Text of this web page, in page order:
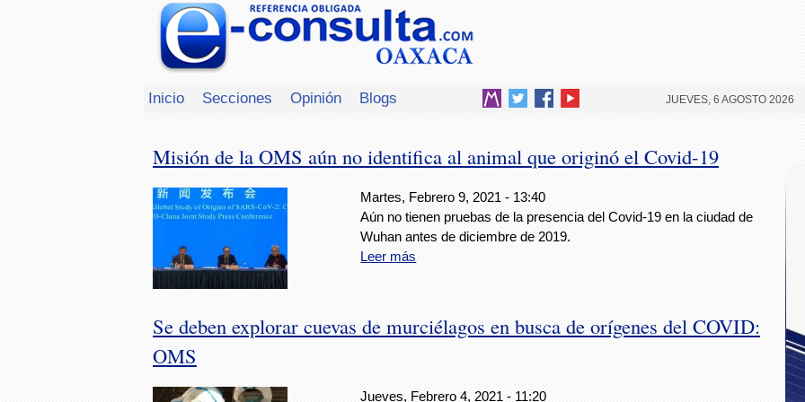
Inicio Secciones Opinión Blogs JUEVES, 6 AGOSTO 2026
Misión de la OMS aún no identifica al animal que originó el Covid-19
Martes, Febrero 9, 2021 - 13:40
Aún no tienen pruebas de la presencia del Covid-19 en la ciudad de
Wuhan antes de diciembre de 2019.
Leer más
Se deben explorar cuevas de murciélagos en busca de orígenes del COVID:
OMS
Jueves, Febrero 4, 2021 - 11:20